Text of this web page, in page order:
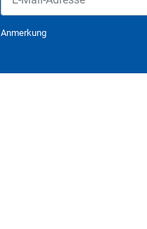
Anmerkung